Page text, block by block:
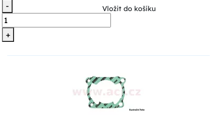
-
+
Vložit do košíku